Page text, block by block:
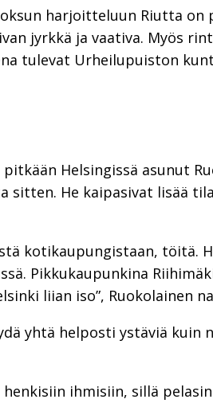
harjoitteluun Riutta on
jyrkkä ja vaativa. Myös
tulevat Urheilupuiston
Helsingissä asunut
sitten. He kaipasivat lisää
kotikaupungistaan, töitä.
Pikkukaupunkina
liian iso”, Ruokolainen
yhtä helposti ystäviä kuin
ihmisiin, sillä